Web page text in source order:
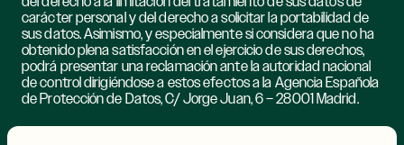
carácter personal y del derecho a solicitar la portabilidad de
sus datos. Asimismo, y especialmente si considera que no ha
obtenido plena satisfacción en el ejercicio de sus derechos,
podrá presentar una reclamación ante la autoridad nacional
de control dirigiéndose a estos efectos a la Agencia Española
de Protección de Datos, C/ Jorge Juan, 6 – 28001 Madrid.